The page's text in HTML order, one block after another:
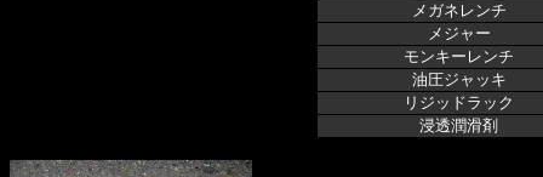
メガネレンチ
メジャー
モンキーレンチ
油圧ジャッキ
リジッドラック
浸透潤滑剤